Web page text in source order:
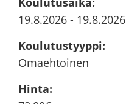
19.8.2026 - 19.8.2026
Kou­lu­tus­tyyp­pi:
Omaeh­toi­nen
Hinta: